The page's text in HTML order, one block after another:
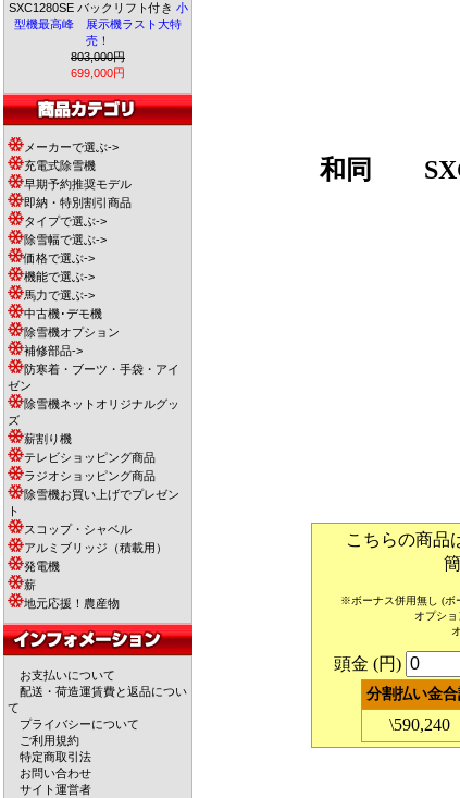
SXC1280SE バックリフト付き 小
型機最高峰 展示機ラスト大特
売！
803,000円
699,000円
メーカーで選ぶ->
充電式除雪機
早期予約推奨モデル
即納・特別割引商品
タイプで選ぶ->
除雪幅で選ぶ->
価格で選ぶ->
機能で選ぶ->
馬力で選ぶ->
中古機･デモ機
除雪機オプション
補修部品->
防寒着・ブーツ・手袋・アイ
ゼン
除雪機ネットオリジナルグッ
ズ
薪割り機
テレビショッピング商品
ラジオショッピング商品
除雪機お買い上げでプレゼン
ト
スコップ・シャベル
アルミブリッジ（積載用）
発電機
薪
地元応援！農産物
お支払いについて
配送・荷造運賃費と返品につい
て
プライバシーについて
ご利用規約
特定商取引法
お問い合わせ
サイト運営者
和同
こちらの商品
※ボーナス併用無し (ボ
オプショ
頭金 (円)
分割払い金
\590,240